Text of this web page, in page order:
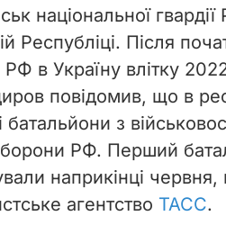
національної
Республіці. Після
в Україну влітку
повідомив, що в
батальйони з
РФ. Перший
наприкінці червня,
агентство ТАСС.